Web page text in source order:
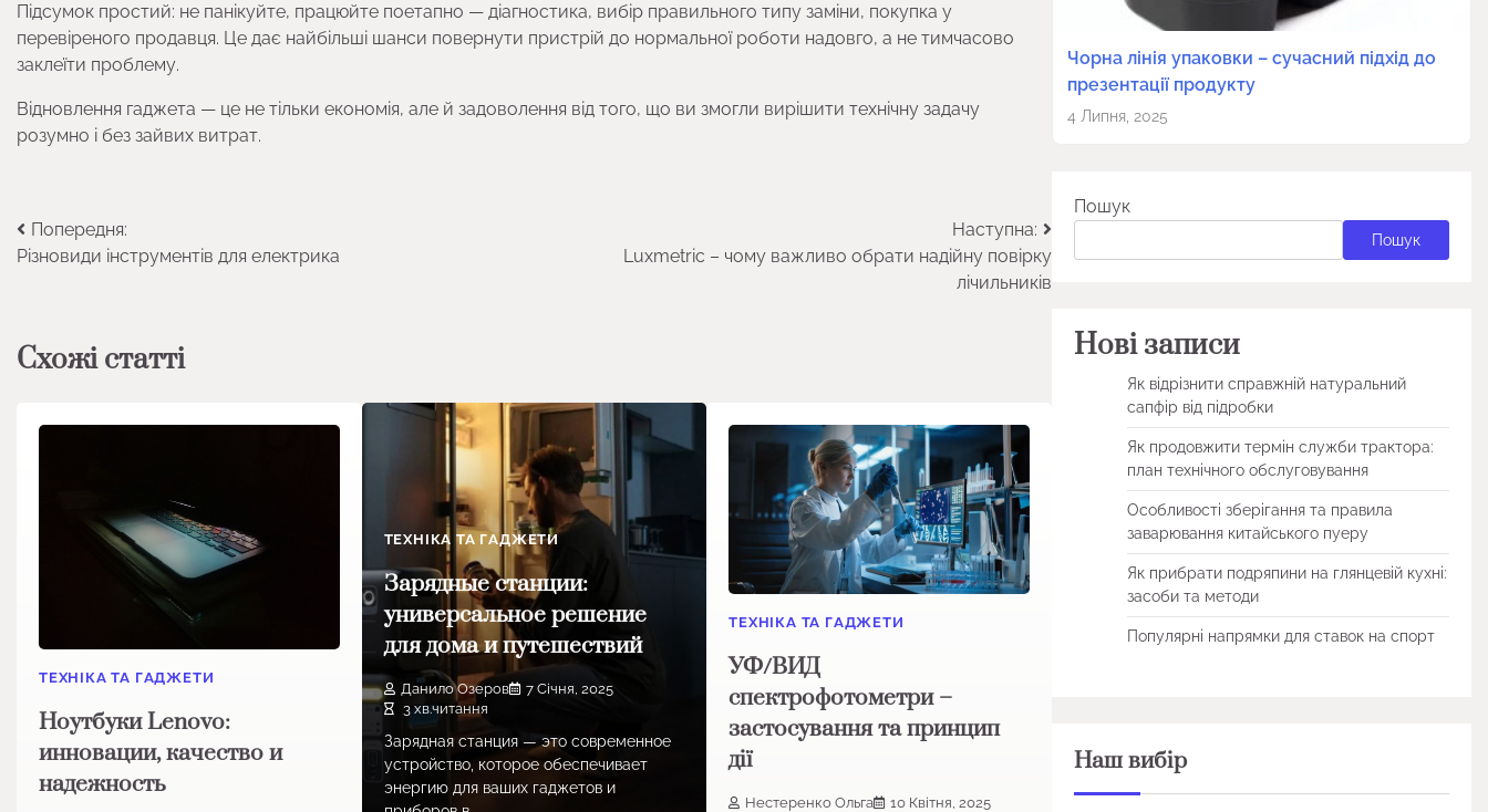
Підсумок простий: не панікуйте, працюйте поетапно — діагностика, вибір правильного типу заміни, покупка у
перевіреного продавця. Це дає найбільші шанси повернути пристрій до нормальної роботи надовго, а не тимчасово
заклеїти проблему.
Відновлення гаджета — це не тільки економія, але й задоволення від того, що ви змогли вирішити технічну задачу
розумно і без зайвих витрат.
Навігація
записів
Попередня:
Різновиди інструментів для електрика
Наступна:
Luxmetric – чому важливо обрати надійну повірку
лічильників
Схожі статті
ТЕХНІКА ТА ГАДЖЕТИ
Ноутбуки Lenovo:
инновации, качество и
надежность
ТЕХНІКА ТА ГАДЖЕТИ
Зарядные станции:
универсальное решение
для дома и путешествий
Данило Озеров
7 Січня, 2025
3 хв.читання
Зарядная станция — это современное
устройство, которое обеспечивает
энергию для ваших гаджетов и
ТЕХНІКА ТА ГАДЖЕТИ
УФ/ВИД
спектрофотометри –
застосування та принцип
дії
Нестеренко Ольга 10 Квітня, 2025
Чорна лінія упаковки – сучасний підхід до
презентації продукту
4 Липня, 2025
Пошук
Пошук
Нові записи
Як відрізнити справжній натуральний
сапфір від підробки
Як продовжити термін служби трактора:
план технічного обслуговування
Особливості зберігання та правила
заварювання китайського пуеру
Як прибрати подряпини на глянцевій кухні:
засоби та методи
Популярні напрямки для ставок на спорт
Наш вибір